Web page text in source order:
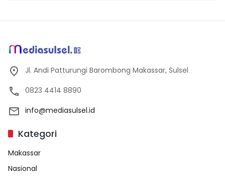
Jl. Andi Patturungi Barombong Makassar, Sulsel
0823 4414 8890
info@mediasulsel.id
Kategori
Makassar
Nasional